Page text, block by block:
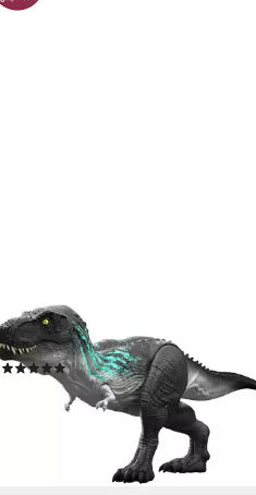
Dino, mit Wachstumsfunktionen und
Gebrüll
(1)
ab 33,99 € UVP42,99 €
nur diesen Monat
lieferbar - in 1-2 Werktagen bei dir